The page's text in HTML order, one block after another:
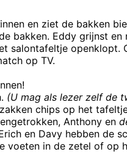
en ziet de bakken
bakken. Eddy grijnst en
salontafeltje openklopt.
op TV.
(U mag als lezer zelf de
chips op het
Anthony en
en Davy hebben de
voeten in de zetel of op